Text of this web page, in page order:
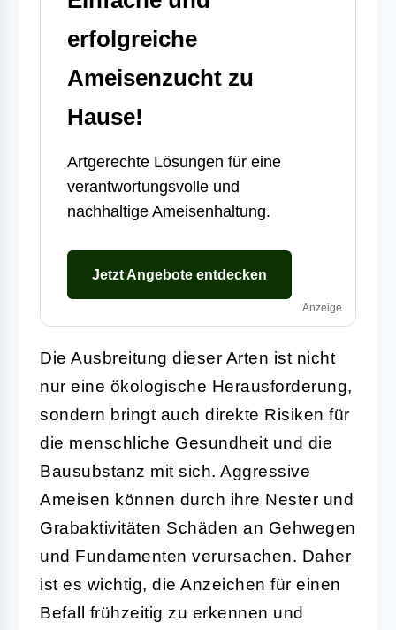
erfolgreiche
Ameisenzucht zu
Hause!
Artgerechte Lösungen für eine
verantwortungsvolle und
nachhaltige Ameisenhaltung.
Jetzt Angebote entdecken
Anzeige
Die Ausbreitung dieser Arten ist nicht
nur eine ökologische Herausforderung,
sondern bringt auch direkte Risiken für
die menschliche Gesundheit und die
Bausubstanz mit sich. Aggressive
Ameisen können durch ihre Nester und
Grabaktivitäten Schäden an Gehwegen
und Fundamenten verursachen. Daher
ist es wichtig, die Anzeichen für einen
Befall frühzeitig zu erkennen und